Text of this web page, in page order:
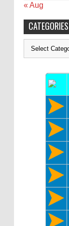
« Aug
CATEGORIES
Categories